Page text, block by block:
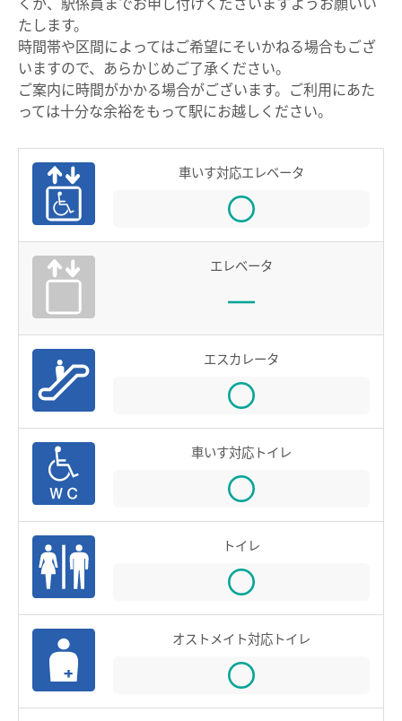
電車沿線ハイキング
歩いて巡拝（まいる）知多四国
お知らせ一覧
よくあるご質問 お問い合わせ
企業情報
サステナビリティ
IR情報
採用情報
manacaトップ
manacaとは？
manacaの特長
manacaの種類
manacaを買う
manacaを購入する
manaca定期券を購入する
manacaにチャージする
manaca取扱窓口
鉄道・バスで使う
名鉄ミューズポイント
お買物＆フード
法人・店舗のお客様
名鉄グループ
たします。
時間帯や区間によってはご希望にそいかねる場合もござ
いますので、あらかじめご了承ください。
ご案内に時間がかかる場合がございます。ご利用にあた
っては十分な余裕をもって駅にお越しください。
車いす対応エレベータ
エレベータ
エスカレータ
車いす対応トイレ
トイレ
オストメイト対応トイレ